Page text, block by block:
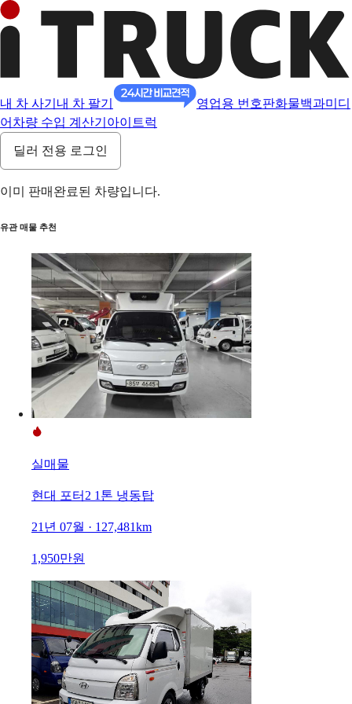
내 차 사기 내 차 팔기 영업용 번호판화물백과미디
어 차량 수입 계산기 아이트럭
딜러 전용 로그인
이미 판매완료된 차량입니다.
유관 매물 추천
실매물
현대 포터2 1톤 냉동탑
21년 07월 · 127,481km
1,950만원